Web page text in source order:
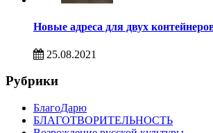
Новые адреса для двух
25.08.2021
Рубрики
БлагоДарю
БЛАГОТВОРИТЕЛЬНОСТЬ